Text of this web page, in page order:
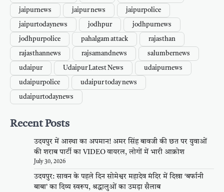
jaipurnews jaipur news jaipurpolice
jaipurtodaynews jodhpur jodhpurnews
jodhpurpolice pahalgam attack rajasthan
rajasthannews rajsamandnews salumbernews
udaipur Udaipur Latest News udaipurnews
udaipurpolice udaipur today news
udaipurtodaynews
Recent Posts
उदयपुर में आस्था का अपमान! अमर सिंह बावजी की छत पर युवाओं
की शराब पार्टी का VIDEO वायरल, लोगों में भारी आक्रोश
July 30, 2026
उदयपुर: सावन के पहले दिन सोमेश्वर महादेव मंदिर में दिखा ‘बर्फानी
बाबा’ का दिव्य स्वरूप, श्रद्धालुओं का उमड़ा सैलाब